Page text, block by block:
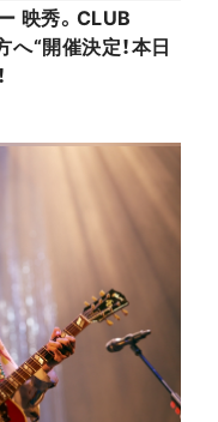
映秀。CLUB
“開催決定！本日